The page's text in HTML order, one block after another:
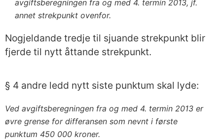
avgiftsberegningen fra og med 4. termin 2013, jf.
annet strekpunkt ovenfor.
Nogjeldande tredje til sjuande strekpunkt blir
fjerde til nytt åttande strekpunkt.
§ 4 andre ledd nytt siste punktum skal lyde:
Ved avgiftsberegningen fra og med 4. termin 2013 er
øvre grense for differansen som nevnt i første
punktum 450 000 kroner.